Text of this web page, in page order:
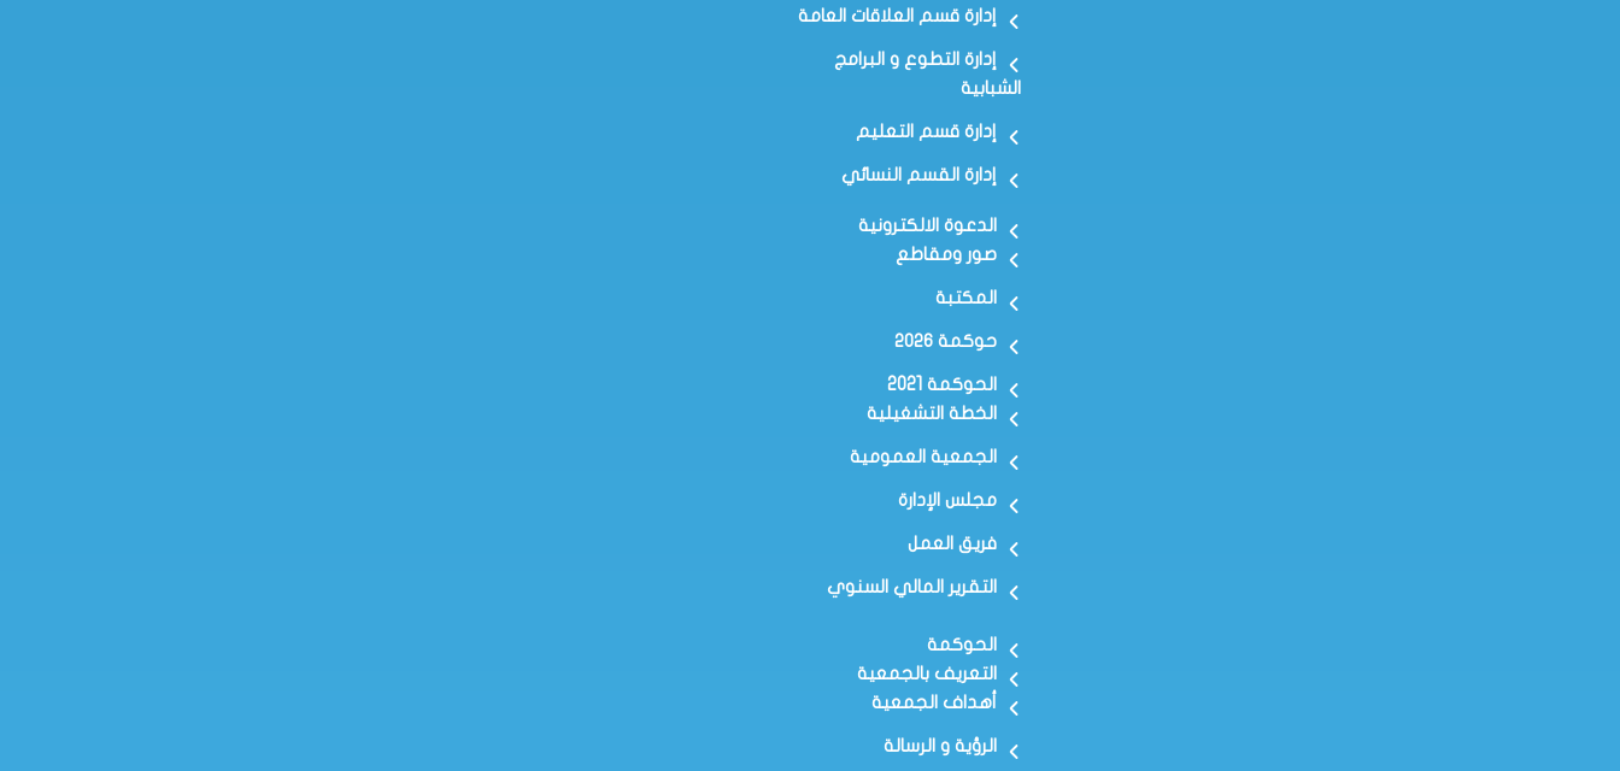
إدارة قسم العلاقات العامة
إدارة التطوع و البرامج
الشبابية
إدارة قسم التعليم
إدارة القسم النسائي
الدعوة الالكترونية
صور ومقاطع
المكتبة
حوكمة ٢٠٢٦
الحوكمة 2021
الخطة التشغيلية
الجمعية العمومية
مجلس الإدارة
فريق العمل
التقرير المالي السنوي
الحوكمة
التعريف بالجمعية
أهداف الجمعية
الرؤية و الرسالة